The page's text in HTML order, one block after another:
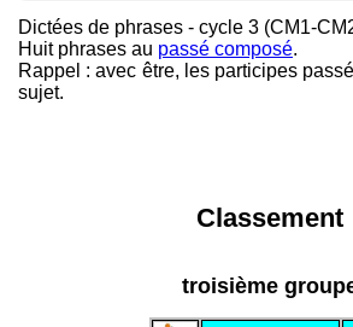
Dictées de phrases - cycle 3 (CM1-
Huit phrases au passé composé.
Rappel : avec être, les participes
sujet.
Classement
troisième